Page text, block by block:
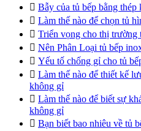
 Bẫy của tủ bếp bằng
 Làm thế nào để chọn tủ
 Triển vọng cho thị trường
 Nên Phân Loại tủ bếp
 Yếu tố chống gỉ cho tủ
 Làm thế nào để thiết kế
không gỉ
 Làm thế nào để biết sự
không gỉ
 Bạn biết bao nhiêu về tủ